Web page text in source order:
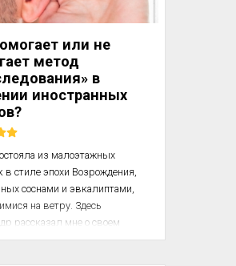
6 приемов – с их помощью
смогут повысить личную
в изучении иност...
или не
метод
в
иностранных
из малоэтажных
в стиле эпохи Возрождения,
соснами и эвкалиптами,
на ветру. Здесь
рассказал мне о своем
– способе,